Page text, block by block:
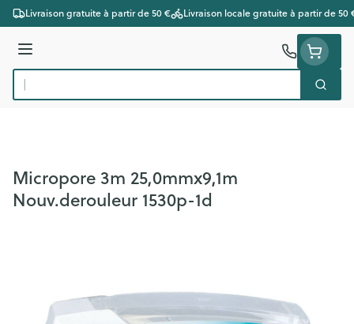
Aller au contenu
Livraison gratuite à partir de 50 € Livraison locale gratuite à partir de 50
Menu
Rechercher
Micropore 3m 25,0mmx9,1m
Nouv.derouleur 1530p-1d